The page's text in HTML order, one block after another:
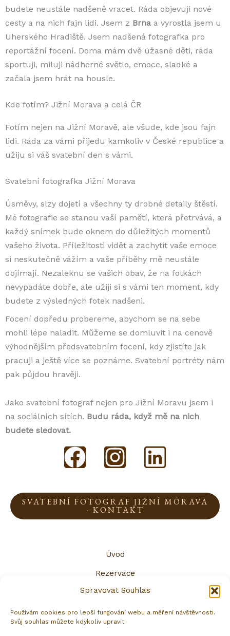
Spravovat Souhlas
Používám cookies pro lepší fungování webu a měření návštěvnosti.
Svůj souhlas můžete kdykoliv upravit.
budete neustále nadšeně vracet. Ráda objevuji nové
cesty a na nich fajn lidi. Jsem z Brna a vyrostla jsem u
Uherského Hradiště. Jsem nadšená fotografka pro
reportážní focení. Doma mám dvě úžasné děti, ráda
sportuji, miluji nádherné světlo, emoce, sladké a
začala jsem hrát na housle.
Kde fotím? Jižní Morava a celá ČR
Fotím nejen na Jižní Moravě, ale všude, kde jsou fajn
lidi. Ráda za vámi přijedu kamkoliv v České republice a
užiju si váš svatební den s vámi.
Svatební fotografka Jižní Morava
Úsměvy, slzy dojetí a všechny ty drobné detaily štěstí.
Mé fotografie se stanou vaší pamětí, která přetrvává, a
každý snímek bude oknem do důležitých momentů
vašeho života. Příležitosti vidět a zachytit vaše emoce
si neskutečně vážím a vaše příběhy mě neustále
dojímají. Nezaleknu se vašich obav, že na fotkách
nevypadáte dobře, ale užiji si s vámi ten moment, kdy
budete z výsledných fotek nadšeni.
Focení dopředu probereme, abychom se na sebe
mohli lépe naladit. Můžeme se domluvit i na cenově
výhodnějším předsvatebním focení, kdy zjistíte jak
pracuji a ještě více se poznáme. Svatební portréty nám
pak půjdou hravěji.
Jako svatební fotograf nejen pro Jižní Moravu jsem i
na sociálních sítích. Budu ráda, když mě na nich
budete sledovat.
F
c
e
o
k
I
s
t
g
r
a
m
L
n
k
n
SVATEBNÍ FOTOGRAF JIŽNÍ MORAVA
- KONTAKT
Úvod
Rezervace
Galerie
Doporučení